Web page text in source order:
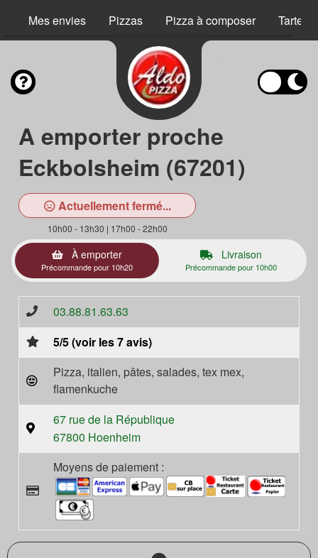
Mes envies Pizzas Pizza à composer Tartes
A emporter proche
Eckbolsheim (67201)
Actuellement fermé...
10h00 - 13h30 | 17h00 - 22h00
À emporter
Précommande pour 10h20
Livraison
Précommande pour 10h00
03.88.81.63.63
5/5 (voir les 7 avis)
Pizza, italien, pâtes, salades, tex mex,
flamenkuche
67 rue de la République
67800 Hoenheim
Moyens de paiement :